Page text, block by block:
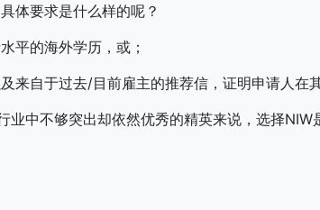
体要求是什么样的呢？
平的海外学历，或；
自于过去/目前雇主的推荐信，证明申请人在
业中不够突出却依然优秀的精英来说，选择